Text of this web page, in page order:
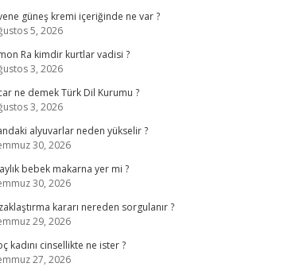
güneş kremi içeriğinde ne var ?
5, 2026
Ra kimdir kurtlar vadisi ?
3, 2026
ne demek Türk Dil Kurumu ?
3, 2026
alyuvarlar neden yükselir ?
30, 2026
bebek makarna yer mi ?
30, 2026
kararı nereden sorgulanır ?
29, 2026
kadını cinsellikte ne ister ?
27, 2026